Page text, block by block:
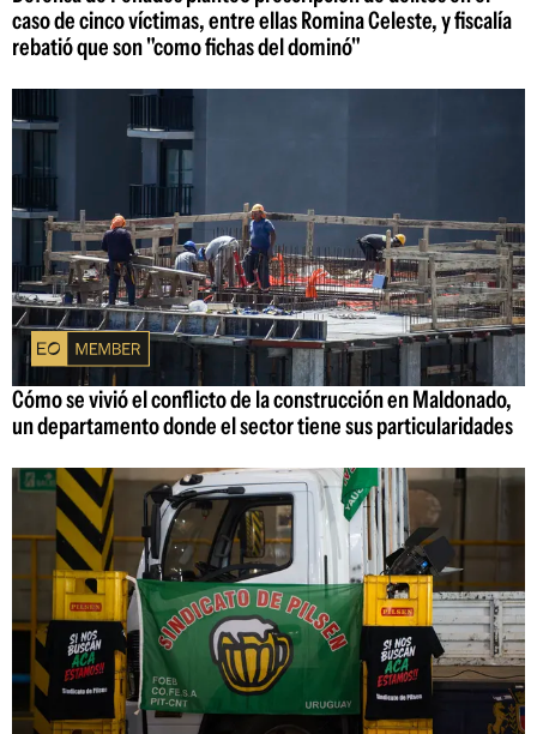
caso de cinco víctimas, entre ellas Romina Celeste, y fiscalía
rebatió que son "como fichas del dominó"
Cómo se vivió el conflicto de la construcción en Maldonado,
un departamento donde el sector tiene sus particularidades